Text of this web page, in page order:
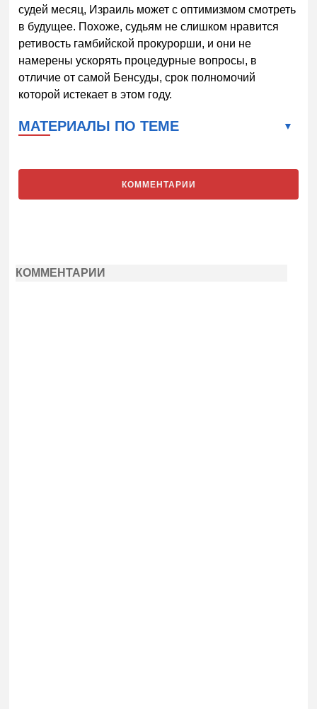
судей месяц, Израиль может с оптимизмом смотреть
в будущее. Похоже, судьям не слишком нравится
ретивость гамбийской прокурорши, и они не
намерены ускорять процедурные вопросы, в
отличие от самой Бенсуды, срок полномочий
которой истекает в этом году.
МАТЕРИАЛЫ ПО ТЕМЕ
КОММЕНТАРИИ
КОММЕНТАРИИ